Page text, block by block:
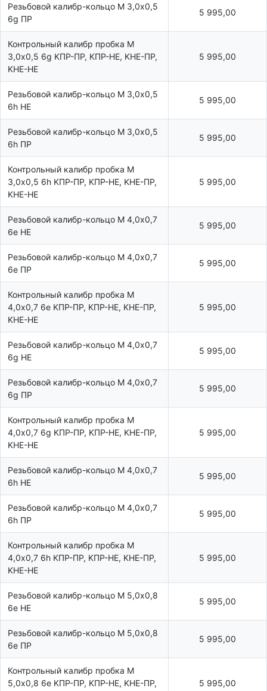
Резьбовой калибр-кольцо М 3,0х0,5
6g ПР
5 995,00
Контрольный калибр пробка М
3,0х0,5 6g KПР-ПР, KПР-HE, KHE-ПР,
KHE-HE
5 995,00
Резьбовой калибр-кольцо М 3,0х0,5
6h НЕ
5 995,00
Резьбовой калибр-кольцо М 3,0х0,5
6h ПР
5 995,00
Контрольный калибр пробка М
3,0х0,5 6h KПР-ПР, KПР-HE, KHE-ПР,
KHE-HE
5 995,00
Резьбовой калибр-кольцо М 4,0х0,7
6e НЕ
5 995,00
Резьбовой калибр-кольцо М 4,0х0,7
6e ПР
5 995,00
Контрольный калибр пробка М
4,0х0,7 6e KПР-ПР, KПР-HE, KHE-ПР,
KHE-HE
5 995,00
Резьбовой калибр-кольцо М 4,0х0,7
6g НЕ
5 995,00
Резьбовой калибр-кольцо М 4,0х0,7
6g ПР
5 995,00
Контрольный калибр пробка М
4,0х0,7 6g KПР-ПР, KПР-HE, KHE-ПР,
KHE-HE
5 995,00
Резьбовой калибр-кольцо М 4,0х0,7
6h НЕ
5 995,00
Резьбовой калибр-кольцо М 4,0х0,7
6h ПР
5 995,00
Контрольный калибр пробка М
4,0х0,7 6h KПР-ПР, KПР-HE, KHE-ПР,
KHE-HE
5 995,00
Резьбовой калибр-кольцо М 5,0х0,8
6e НЕ
5 995,00
Резьбовой калибр-кольцо М 5,0х0,8
6e ПР
5 995,00
Контрольный калибр пробка М
5,0х0,8 6e KПР-ПР, KПР-HE, KHE-ПР,
5 995,00